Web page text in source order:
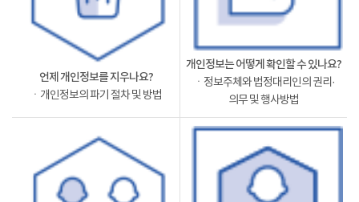
언제 개인정보를 지우나요?
ㆍ개인정보의 파기 절차 및 방법
개인정보는 어떻게 확인할 수 있나요?
ㆍ정보주체와 법정대리인의 권리·
의무 및 행사방법